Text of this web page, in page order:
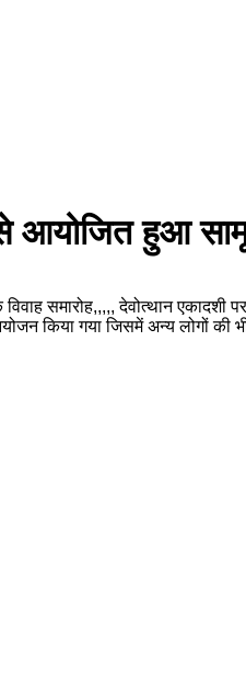
हुआ
समारोह,,,,, देवोत्थान एकादशी
किया गया जिसमें अन्य लोगों की